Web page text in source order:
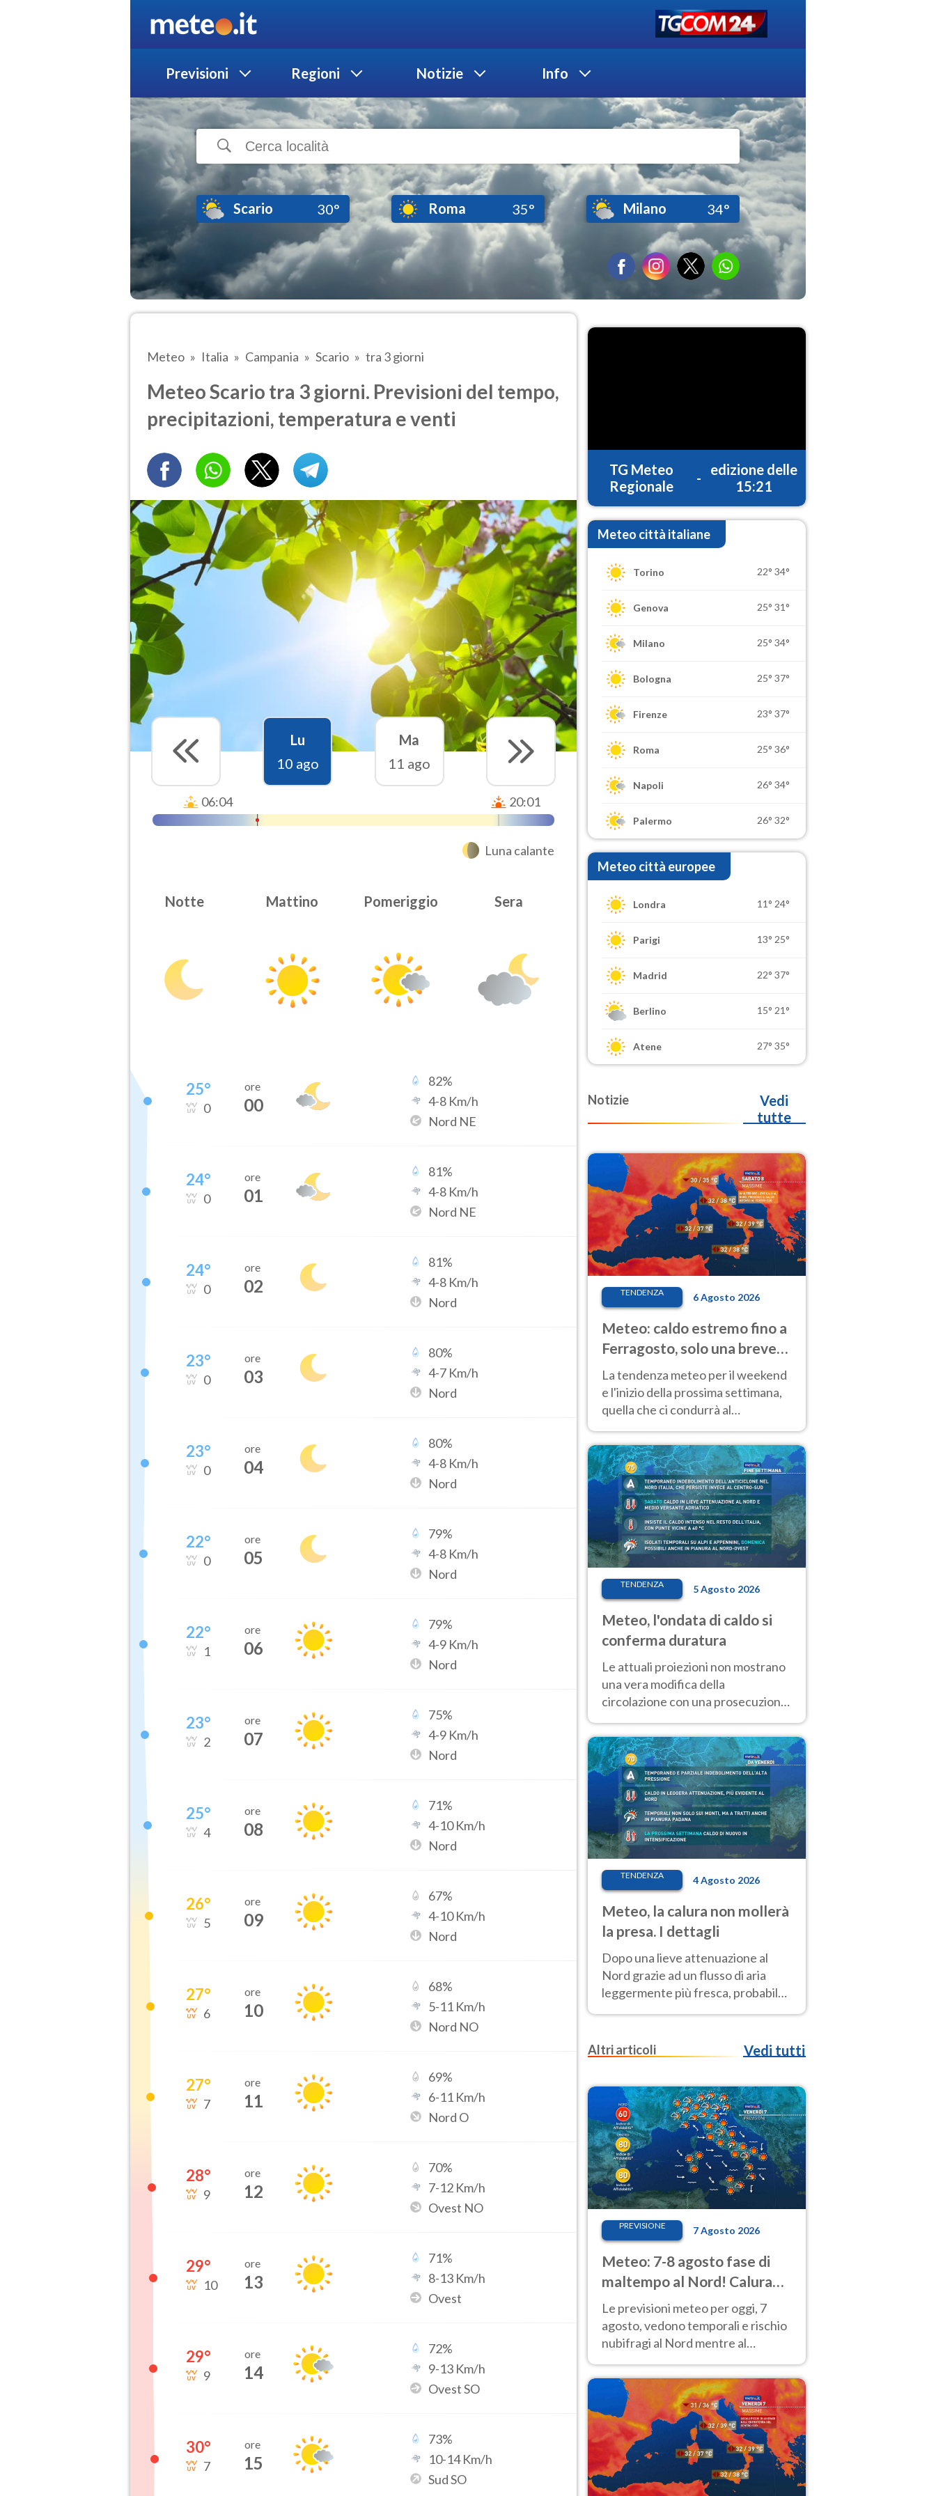
Previsioni Regioni Notizie Info
Scario 30° Roma 35° Milano 34°
Meteo Italia Campania Scario tra 3 giorni
Meteo Scario tra 3 giorni. Previsioni del tempo,
precipitazioni, temperatura e venti
Lu
10 ago
Ma
11 ago
06:04 20:01
Luna calante
Notte Mattino Pomeriggio Sera
25°
0
ore
00
82%
4-8 Km/h
Nord NE
24°
0
ore
01
81%
4-8 Km/h
Nord NE
24°
0
ore
02
81%
4-8 Km/h
Nord
23°
0
ore
03
80%
4-7 Km/h
Nord
23°
0
ore
04
80%
4-8 Km/h
Nord
22°
0
ore
05
79%
4-8 Km/h
Nord
22°
1
ore
06
79%
4-9 Km/h
Nord
23°
2
ore
07
75%
4-9 Km/h
Nord
25°
4
ore
08
71%
4-10Km/h
Nord
26°
5
ore
09
67%
4-10Km/h
Nord
27°
6
ore
10
68%
5-11 Km/h
Nord NO
27°
7
ore
11
69%
6-11 Km/h
Nord O
28°
9
ore
12
70%
7-12 Km/h
Ovest NO
29°
10
ore
13
71%
8-13 Km/h
Ovest
29°
9
ore
14
72%
9-13 Km/h
Ovest SO
30°
7
ore
15
73%
10-14Km/h
Sud SO
TG Meteo
Regionale
-
edizione delle
15:21
Meteo città italiane
Torino 22° 34°
Genova 25° 31°
Milano 25° 34°
Bologna 25° 37°
Firenze 23° 37°
Roma 25° 36°
Napoli 26° 34°
Palermo 26° 32°
Meteo città europee
Londra 11° 24°
Parigi 13° 25°
Madrid 22° 37°
Berlino 15° 21°
Atene 27° 35°
Notizie
Vedi
tutte
TENDENZA 6 Agosto 2026
Meteo: caldo estremo fino a
Ferragosto, solo una breve
pausa. Ecco dove
La tendenza meteo per il weekend
e l'inizio della prossima settimana,
quella che ci condurrà al
temperature molto elevate
TENDENZA 5 Agosto 2026
Meteo, l'ondata di caldo si
conferma duratura
Le attuali proiezioni non mostrano
una vera modifica della
circolazione con una prosecuzione
giorni, compresa la settimana di
Ferragosto
TENDENZA 4 Agosto 2026
Meteo, la calura non mollerà
la presa. I dettagli
Dopo una lieve attenuazione al
Nord grazie ad un flusso di aria
leggermente più fresca, probabile
nuovo rinforzo dell’anticiclone
Altri articoli
Vedi tutti
PREVISIONE 7 Agosto 2026
Meteo: 7-8 agosto fase di
maltempo al Nord! Calura
fino a Ferragosto
Le previsioni meteo per oggi, 7
agosto, vedono temporali e rischio
nubifragi al Nord mentre al
molto intenso.